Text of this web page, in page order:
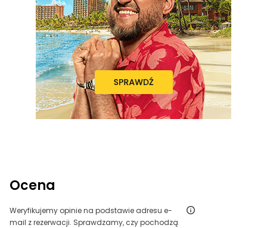
Ocena
Weryfikujemy opinie na podstawie adresu e-
mail z rezerwacji. Sprawdzamy, czy pochodzą